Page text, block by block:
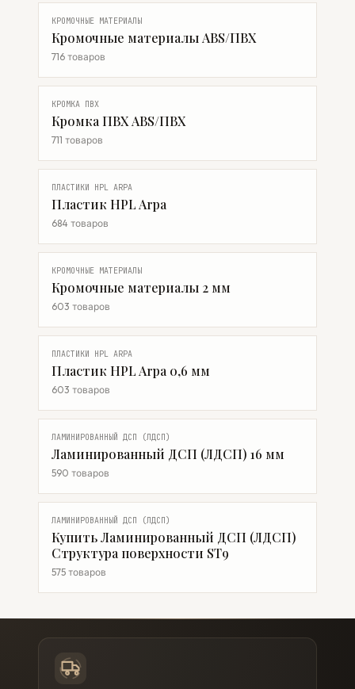
КРОМОЧНЫЕ МАТЕРИАЛЫ
Кромочные материалы ABS/ПВХ
716 товаров
КРОМКА ПВХ
Кромка ПВХ ABS/ПВХ
711 товаров
ПЛАСТИКИ HPL ARPA
Пластик HPL Arpa
684 товаров
КРОМОЧНЫЕ МАТЕРИАЛЫ
Кромочные материалы 2 мм
603 товаров
ПЛАСТИКИ HPL ARPA
Пластик HPL Arpa 0,6 мм
603 товаров
ЛАМИНИРОВАННЫЙ ДСП (ЛДСП)
Ламинированный ДСП (ЛДСП) 16 мм
590 товаров
ЛАМИНИРОВАННЫЙ ДСП (ЛДСП)
Купить Ламинированный ДСП (ЛДСП)
Структура поверхности ST9
575 товаров